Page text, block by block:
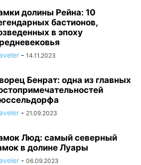
долины Рейна: 10
бастионов,
в эпоху
- 14.11.2023
Бенрат: одна из главных
- 21.09.2023
Люд: самый северный
в долине Луары
- 06.09.2023